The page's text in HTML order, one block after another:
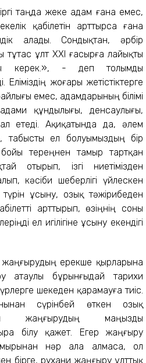
таңда жеке адам ғана емес,
қабілетін арттырса ғана
алады. Сондықтан, әрбір
тұтас ұлт ХХІ ғасырға лайықты
керек.», - деп толымды
жоғары жетістіктерге
емес, адамдарының білімі
құндылығы, денсаулығы,
етеді. Ақиқатында да, әлем
табысты ел болуымыздың бір
тереңнен тамыр тартқан
отырып, ізгі ниетімізден
кәсіби шеберлігі үйлескен
ұсыну, озық тәжірибеден
арттырып, өзіңнің соны
ел игілігіне ұсыну екендігі
жаңғырудың ерекше қырларына
атаулы бұрынғыдай тарихи
шекеден қарамауға тиіс.
сүрінбей өткен озық
жаңғырудың маңызды
білу қажет. Егер жаңғыру
нәр ала алмаса, ол
бірге, рухани жаңғыру ұлттық